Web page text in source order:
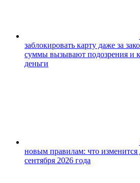
заблокировать карту даже за
суммы вызывают подозрения и
деньги
новым правилам: что изменится
сентября 2026 года